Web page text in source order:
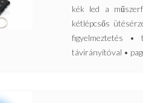
kék led a
kétlépcsős
figyelmeztetés •
távirányítóval •